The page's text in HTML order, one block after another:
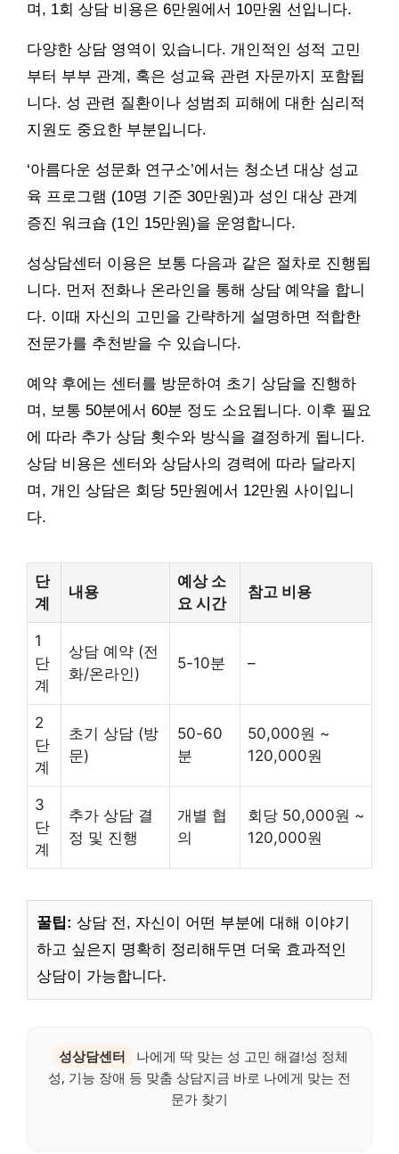
며, 1회 상담 비용은 6만원에서 10만원 선입니다.
다양한 상담 영역이 있습니다. 개인적인 성적 고민
부터 부부 관계, 혹은 성교육 관련 자문까지 포함됩
니다. 성 관련 질환이나 성범죄 피해에 대한 심리적
지원도 중요한 부분입니다.
‘아름다운 성문화 연구소’에서는 청소년 대상 성교
육 프로그램 (10명 기준 30만원)과 성인 대상 관계
증진 워크숍 (1인 15만원)을 운영합니다.
성상담센터 이용은 보통 다음과 같은 절차로 진행됩
니다. 먼저 전화나 온라인을 통해 상담 예약을 합니
다. 이때 자신의 고민을 간략하게 설명하면 적합한
전문가를 추천받을 수 있습니다.
예약 후에는 센터를 방문하여 초기 상담을 진행하
며, 보통 50분에서 60분 정도 소요됩니다. 이후 필요
에 따라 추가 상담 횟수와 방식을 결정하게 됩니다.
상담 비용은 센터와 상담사의 경력에 따라 달라지
며, 개인 상담은 회당 5만원에서 12만원 사이입니
다.
단
계
내용
예상 소
요 시간
참고 비용
1
단
계
상담 예약 (전
화/온라인)
5-10분 –
2
단
계
초기 상담 (방
문)
50-60
분
50,000원 ~
120,000원
3
단
계
추가 상담 결
정 및 진행
개별 협
의
회당 50,000원 ~
120,000원
꿀팁: 상담 전, 자신이 어떤 부분에 대해 이야기
하고 싶은지 명확히 정리해두면 더욱 효과적인
상담이 가능합니다.
성상담센터
나에게 딱 맞는 성 고민 해결!성 정체
성, 기능 장애 등 맞춤 상담지금 바로 나에게 맞는 전
문가 찾기